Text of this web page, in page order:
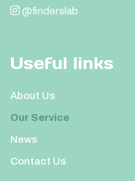
@finderslab
Useful links
About Us
Our Service
News
Contact Us